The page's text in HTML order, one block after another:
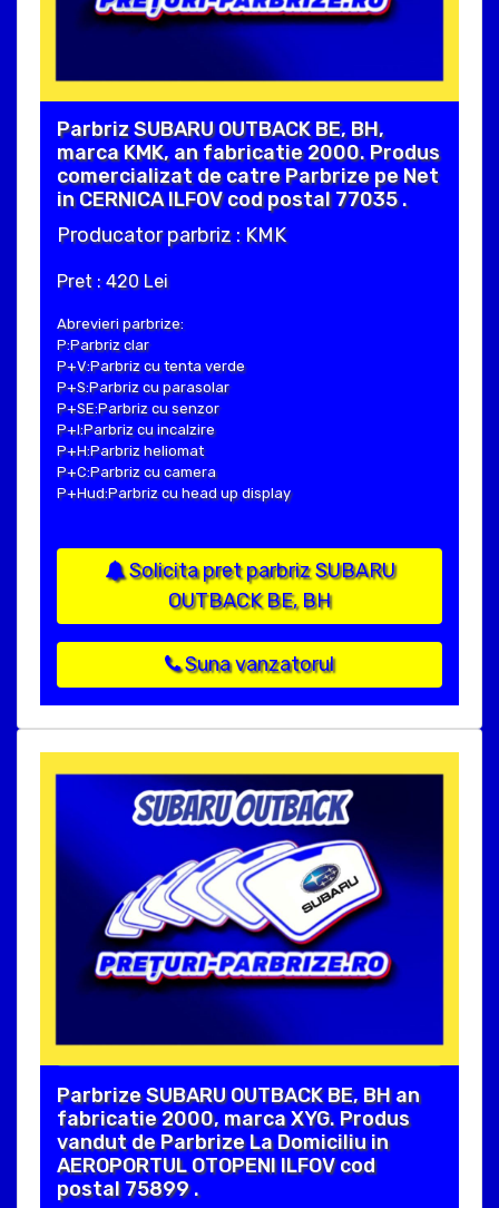
Parbriz SUBARU OUTBACK BE, BH,
marca KMK, an fabricatie 2000. Produs
comercializat de catre Parbrize pe Net
in CERNICA ILFOV cod postal 77035 .
Producator parbriz : KMK
Pret : 420 Lei
Abrevieri parbrize:
P:Parbriz clar
P+V:Parbriz cu tenta verde
P+S:Parbriz cu parasolar
P+SE:Parbriz cu senzor
P+I:Parbriz cu incalzire
P+H:Parbriz heliomat
P+C:Parbriz cu camera
P+Hud:Parbriz cu head up display
Solicita pret parbriz SUBARU
OUTBACK BE, BH
Suna vanzatorul
Parbrize SUBARU OUTBACK BE, BH an
fabricatie 2000, marca XYG. Produs
vandut de Parbrize La Domiciliu in
AEROPORTUL OTOPENI ILFOV cod
postal 75899 .